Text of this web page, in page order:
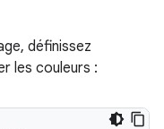
définissez
les couleurs :